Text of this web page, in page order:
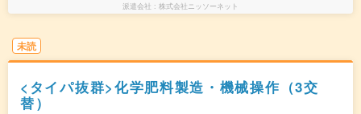
派遣会社 株式会社ニッソーネット
未読
<タイパ抜群>化学肥料製造・機械操作（3交
替）